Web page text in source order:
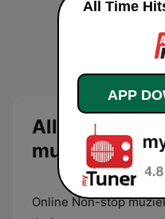
All Time Hits -
muziek
Online Non-stop
APP